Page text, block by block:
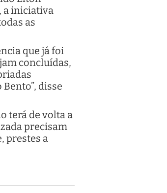
a iniciativa
as
que já foi
concluídas,
disse
terá de volta a
precisam
prestes a